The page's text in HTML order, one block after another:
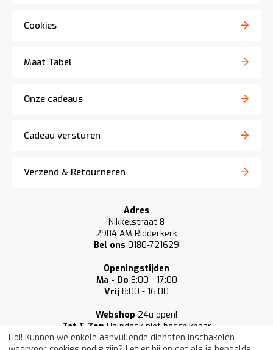
Cookies
Maat Tabel
Onze cadeaus
Cadeau versturen
Verzend & Retourneren
Adres
Nikkelstraat 8
2984 AM Ridderkerk
Bel ons 0180-721629
Openingstijden
Ma - Do 8:00 - 17:00
Vrij 8:00 - 16:00
Webshop 24u open!
Zat & Zon Helpdesk niet beschikbaar
Hoi! Kunnen we enkele aanvullende diensten inschakelen